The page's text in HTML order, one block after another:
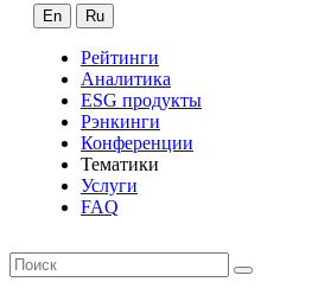
En Ru
Рейтинги
Аналитика
ESG продукты
Рэнкинги
Конференции
Тематики
Услуги
FAQ